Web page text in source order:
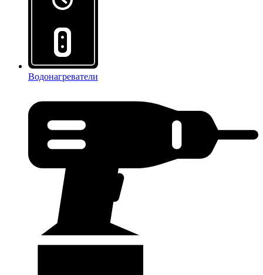
Водонагреватели